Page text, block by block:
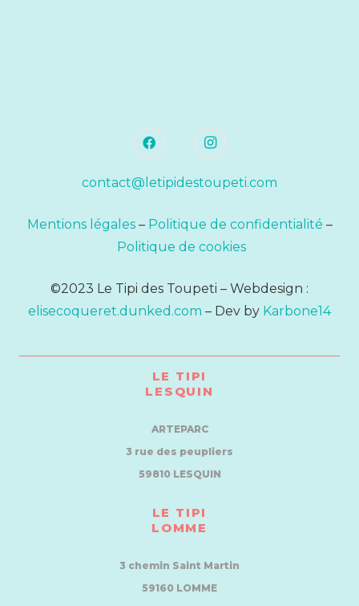
contact@letipidestoupeti.com
Mentions légales– Politique de confidentialité –
Politique de cookies
©2023 Le Tipi des Toupeti – Webdesign :
elisecoqueret.dunked.com – Dev by Karbone14
LE TIPI
LESQUIN
ARTEPARC
3 rue des peupliers
59810 LESQUIN
LE TIPI
LOMME
3 chemin Saint Martin
59160 LOMME